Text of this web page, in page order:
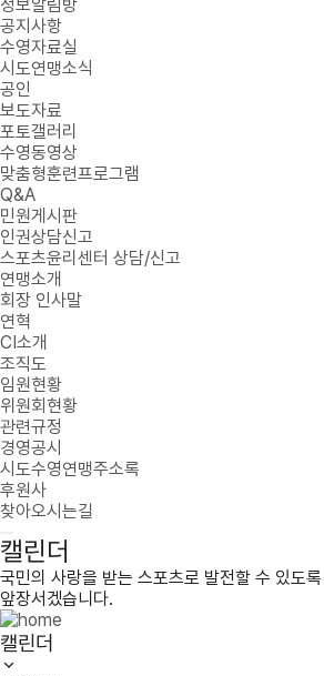
정보알림방
공지사항
수영자료실
시도연맹소식
공인
보도자료
포토갤러리
수영동영상
맞춤형훈련프로그램
Q&A
민원게시판
인권상담신고
스포츠윤리센터 상담/신고
연맹소개
회장 인사말
연혁
CI소개
조직도
임원현황
위원회현황
관련규정
경영공시
시도수영연맹주소록
후원사
찾아오시는길
캘린더
국민의 사랑을 받는 스포츠로 발전할 수 있도
앞장서겠습니다.
캘린더